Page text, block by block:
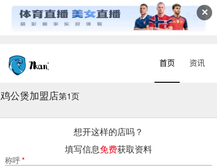
✕
首页 资讯
鸡公煲加盟店第1页
想开这样的店吗？
填写信息免费获取资料
称呼*